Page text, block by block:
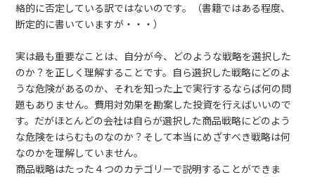
絡的に否定している訳ではないのです。（書籍ではある程度、
断定的に書いていますが・・・）
実は最も重要なことは、自分が今、どのような戦略を選択した
のか？を正しく理解することです。自ら選択した戦略にどのよ
うな危険があるのか、それを知った上で実行するならば何の問
題もありません。費用対効果を勘案した投資を行えばいいので
す。だがほとんどの会社は自らが選択した商品戦略にどのよう
な危険をはらむものなのか？そして本当にめざすべき戦略は何
なのかを理解していません。
商品戦略はたった４つのカテゴリーで説明することができま